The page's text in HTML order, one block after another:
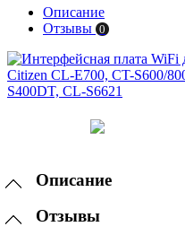
Описание
Отзывы 0
Описание
Отзывы